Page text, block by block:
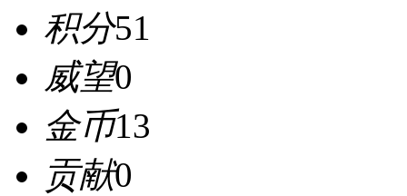
积分51
威望0
金币13
贡献0